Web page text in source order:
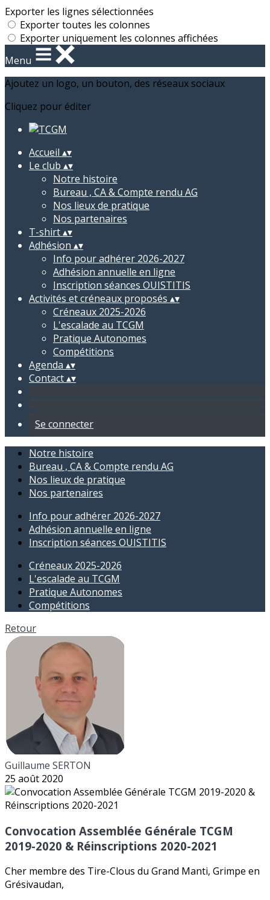
Exporter les lignes sélectionnées
Exporter toutes les colonnes
Exporter uniquement les colonnes affichées
Menu
Ajoutez un logo, un bouton, des réseaux sociaux
Cliquez pour éditer
Accueil ▴▾
Le club ▴▾
Notre histoire
Bureau , CA & Compte rendu AG
Nos lieux de pratique
Nos partenaires
T-shirt▴▾
Adhésion ▴▾
Info pour adhérer 2026-2027
Adhésion annuelle en ligne
Inscription séances OUISTITIS
Activités et créneaux proposés ▴▾
Créneaux 2025-2026
L'escalade au TCGM
Pratique Autonomes
Compétitions
Agenda ▴▾
Contact▴▾
Se connecter
Notre histoire
Bureau , CA & Compte rendu AG
Nos lieux de pratique
Nos partenaires
Info pour adhérer 2026-2027
Adhésion annuelle en ligne
Inscription séances OUISTITIS
Créneaux 2025-2026
L'escalade au TCGM
Pratique Autonomes
Compétitions
Retour
Guillaume SERTON
25 août 2020
Convocation Assemblée Générale TCGM
2019-2020 & Réinscriptions 2020-2021
Cher membre des Tire-Clous du Grand Manti, Grimpe en
Grésivaudan,